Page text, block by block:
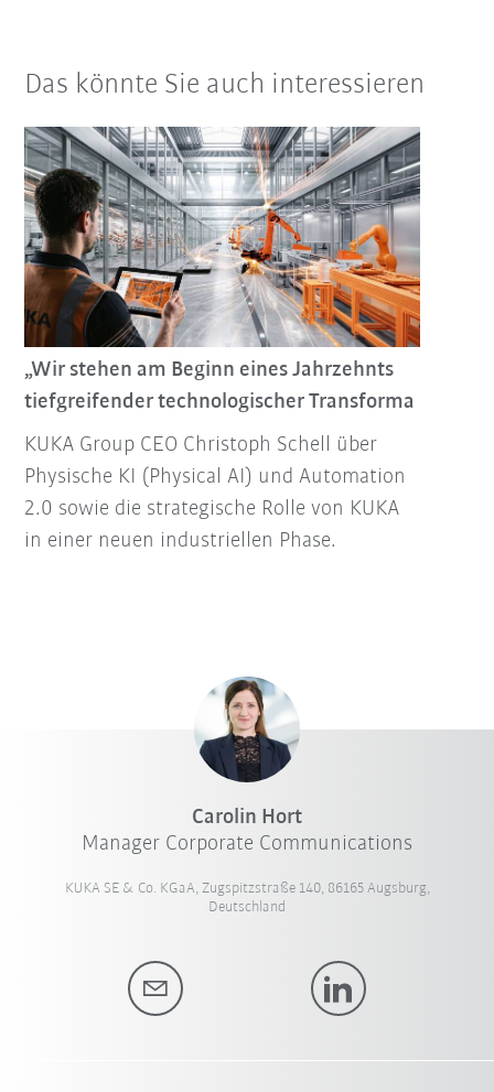
Das könnte Sie auch interessieren
„Wir stehen am Beginn eines Jahrzehnts
tiefgreifender technologischer Transforma
KUKA Group CEO Christoph Schell über
Physische KI (Physical AI) und Automation
2.0 sowie die strategische Rolle von KUKA
in einer neuen industriellen Phase.
Carolin Hort
Manager Corporate Communications
KUKA SE & Co. KGaA, Zugspitzstraße 140, 86165 Augsburg,
Deutschland